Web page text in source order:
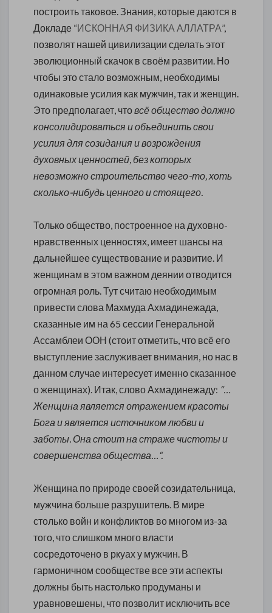
построить таковое. Знания, которые даются в
Докладе “ИСКОННАЯ ФИЗИКА АЛЛАТРА”,
позволят нашей цивилизации сделать этот
эволюционный скачок в своём развитии. Но
чтобы это стало возможным, необходимы
одинаковые усилия как мужчин, так и женщин.
Это предполагает, чтовсё обществодолжно
консолидироваться и объединить свои
усилия для созидания и возрождения
духовных ценностей, без которых
невозможно строительство чего-то, хоть
сколько-нибудь ценного и стоящего.
Только общество, построенное на духовно-
нравственных ценностях, имеет шансы на
дальнейшее существование и развитие. И
женщинам в этом важном деянии отводится
огромная роль. Тут считаю необходимым
привести слова Махмуда Ахмадинежада,
сказанные им на 65 сессии Генеральной
Ассамблеи ООН (стоит отметить, что всё его
выступление заслуживает внимания, но нас в
данном случае интересует именно сказанное
о женщинах). Итак, слово Ахмадинежаду: “…
Женщина является отражением красоты
Бога и является источником любви и
заботы. Она стоит на страже чистоты и
совершенства общества…“.
Женщина по природе своей созидательница,
мужчина больше разрушитель. В мире
столько войн и конфликтов во многом из-за
того, что слишком много власти
сосредоточено в ркуах у мужчин. В
гармоничном сообществе все эти аспекты
должны быть настолько продуманы и
уравновешены, что позволит исключить все